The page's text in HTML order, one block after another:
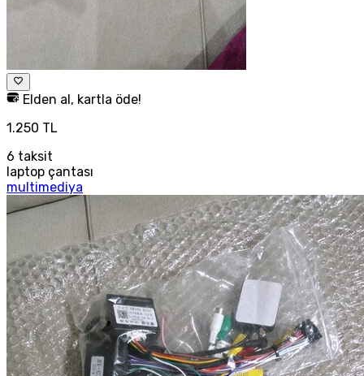
Elden al, kartla öde!
1.250 TL
6 taksit
laptop çantası
multimediya